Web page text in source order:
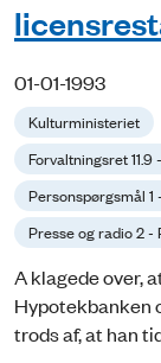
01-01-1993
Kulturministeriet
Forvaltningsret
Personspørgsmål
Presse og radio 2 -
A klagede over,
Hypotekbanken
trods af, at han